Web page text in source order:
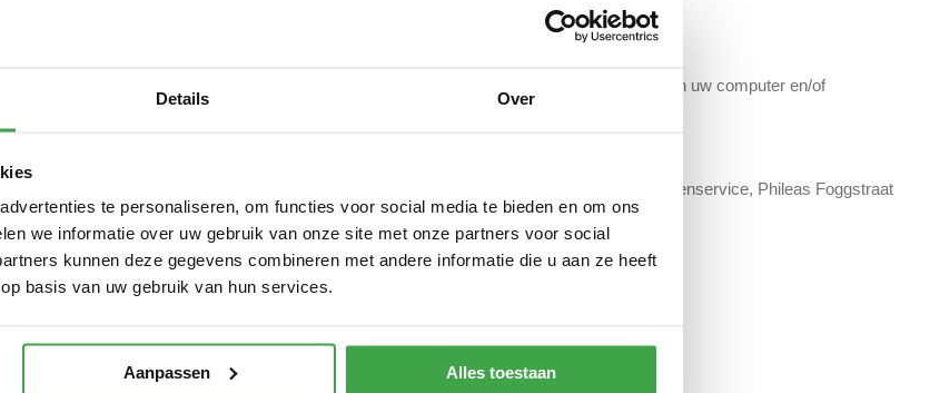
Details Over
te personaliseren, om functies voor social media te bieden en om ons
we informatie over uw gebruik van onze site met onze partners voor social
kunnen deze gegevens combineren met andere informatie die u aan ze heeft
basis van uw gebruik van hun services.
Aanpassen Alles toestaan
zonder vooraf verkregen schriftelijke toestemming van Tuinbeurs Nederland B.V.
gecontroleerd op (computer-)virussen, maar de afwezigheid van virussen die de werking van uw computer en/of
beïnvloeden, kan helaas niet gegarandeerd worden.
over deze disclaimer, dan kunt u zich richten tot Tuinbeurs Nederland B.V. t.a.v. Klantenservice, Phileas Foggstraat